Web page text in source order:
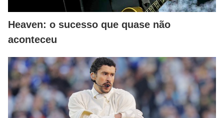
Heaven: o sucesso que quase não
aconteceu